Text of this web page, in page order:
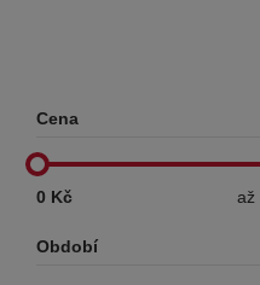
Cena
0 Kč až
Období